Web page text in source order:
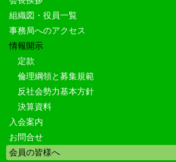
組織図・役員一覧
事務局へのアクセス
情報開示
定款
倫理綱領と募集規範
反社会勢力基本方針
決算資料
入会案内
お問合せ
会員の皆様へ